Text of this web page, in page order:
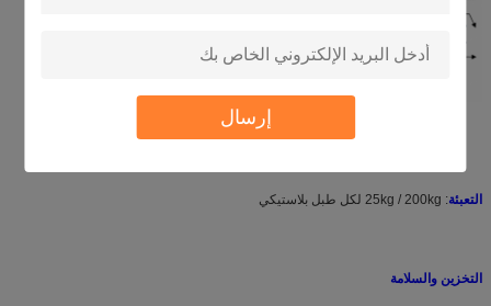
إرسال
التعبئة: 25kg / 200kg لكل طبل بلاستيكي
التخزين والسلامة